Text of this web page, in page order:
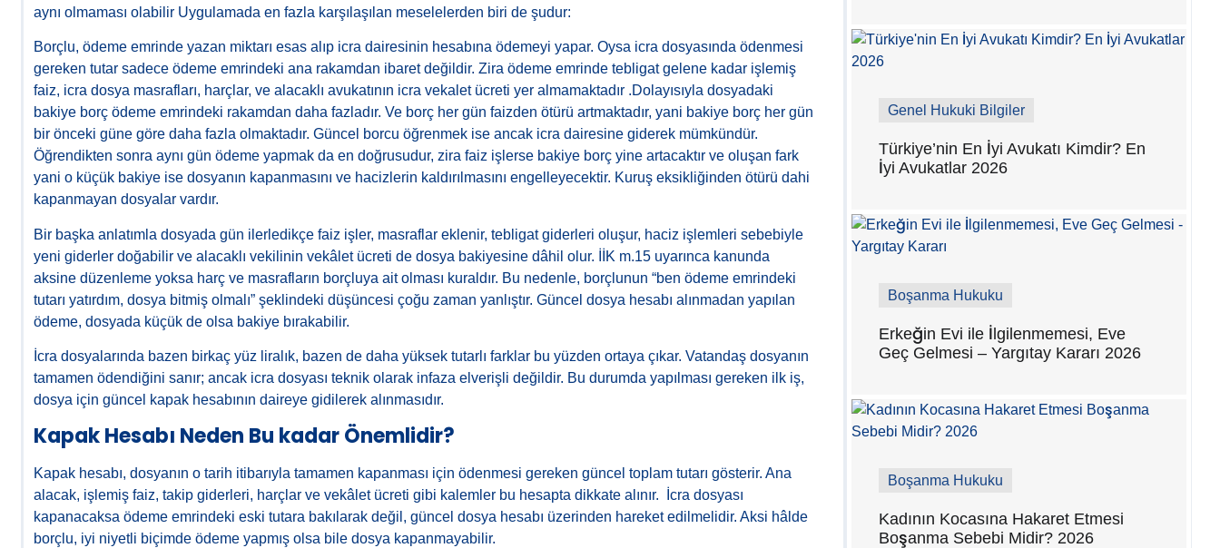
aynı olmaması olabilir Uygulamada en fazla karşılaşılan meselelerden biri de şudur:
Borçlu, ödeme emrinde yazan miktarı esas alıp icra dairesinin hesabına ödemeyi yapar. Oysa icra dosyasında ödenmesi
gereken tutar sadece ödeme emrindeki ana rakamdan ibaret değildir. Zira ödeme emrinde tebligat gelene kadar işlemiş
faiz, icra dosya masrafları, harçlar, ve alacaklı avukatının icra vekalet ücreti yer almamaktadır .Dolayısıyla dosyadaki
bakiye borç ödeme emrindeki rakamdan daha fazladır. Ve borç her gün faizden ötürü artmaktadır, yani bakiye borç her gün
bir önceki güne göre daha fazla olmaktadır. Güncel borcu öğrenmek ise ancak icra dairesine giderek mümkündür.
Öğrendikten sonra aynı gün ödeme yapmak da en doğrusudur, zira faiz işlerse bakiye borç yine artacaktır ve oluşan fark
yani o küçük bakiye ise dosyanın kapanmasını ve hacizlerin kaldırılmasını engelleyecektir. Kuruş eksikliğinden ötürü dahi
kapanmayan dosyalar vardır.
Bir başka anlatımla dosyada gün ilerledikçe faiz işler, masraflar eklenir, tebligat giderleri oluşur, haciz işlemleri sebebiyle
yeni giderler doğabilir ve alacaklı vekilinin vekâlet ücreti de dosya bakiyesine dâhil olur. İİK m.15 uyarınca kanunda
aksine düzenleme yoksa harç ve masrafların borçluya ait olması kuraldır. Bu nedenle, borçlunun “ben ödeme emrindeki
tutarı yatırdım, dosya bitmiş olmalı” şeklindeki düşüncesi çoğu zaman yanlıştır. Güncel dosya hesabı alınmadan yapılan
ödeme, dosyada küçük de olsa bakiye bırakabilir.
İcra dosyalarında bazen birkaç yüz liralık, bazen de daha yüksek tutarlı farklar bu yüzden ortaya çıkar. Vatandaş dosyanın
tamamen ödendiğini sanır; ancak icra dosyası teknik olarak infaza elverişli değildir. Bu durumda yapılması gereken ilk iş,
dosya için güncel kapak hesabının daireye gidilerek alınmasıdır.
Kapak Hesabı Neden Bu kadar Önemlidir?
Kapak hesabı, dosyanın o tarih itibarıyla tamamen kapanması için ödenmesi gereken güncel toplam tutarı gösterir. Ana
alacak, işlemiş faiz, takip giderleri, harçlar ve vekâlet ücreti gibi kalemler bu hesapta dikkate alınır. İcra dosyası
kapanacaksa ödeme emrindeki eski tutara bakılarak değil, güncel dosya hesabı üzerinden hareket edilmelidir. Aksi hâlde
borçlu, iyi niyetli biçimde ödeme yapmış olsa bile dosya kapanmayabilir.
Genel Hukuki Bilgiler
Türkiye’nin En İyi Avukatı Kimdir? En
İyi Avukatlar 2026
Boşanma Hukuku
Erkeğin Evi ile İlgilenmemesi, Eve
Geç Gelmesi – Yargıtay Kararı 2026
Boşanma Hukuku
Kadının Kocasına Hakaret Etmesi
Boşanma Sebebi Midir? 2026